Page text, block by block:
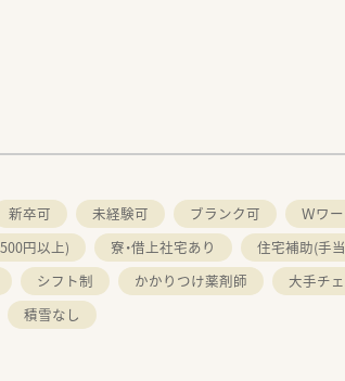
新卒可 未経験可 ブランク可
Ｗワ
円以上) 寮・借上社宅あり
住宅補助(手
シフト制 かかりつけ薬剤師
大手チ
積雪なし